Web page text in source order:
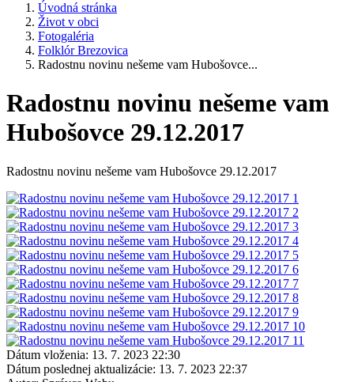
Úvodná stránka
Život v obci
Fotogaléria
Folklór Brezovica
Radostnu novinu nešeme vam Hubošovce...
Radostnu novinu nešeme vam
Hubošovce 29.12.2017
Radostnu novinu nešeme vam Hubošovce 29.12.2017
Dátum vloženia: 13. 7. 2023 22:30
Dátum poslednej aktualizácie: 13. 7. 2023 22:37